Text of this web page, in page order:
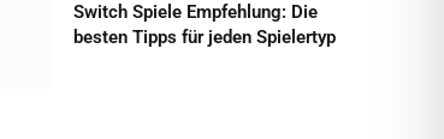
Switch Spiele Empfehlung: Die
besten Tipps für jeden Spielertyp